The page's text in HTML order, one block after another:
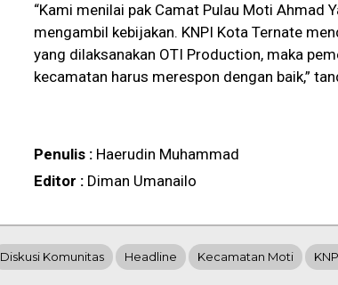
“Kami menilai pak Camat Pulau Moti Ahmad
mengambil kebijakan. KNPI Kota Ternate
yang dilaksanakan OTI Production, maka
kecamatan harus merespon dengan baik,”
Penulis : Haerudin Muhammad
Editor : Diman Umanailo
Diskusi Komunitas Headline Kecamatan Moti